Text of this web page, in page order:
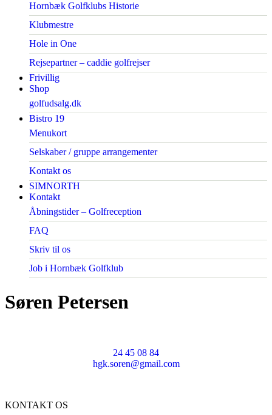
Hornbæk Golfklubs Historie
Klubmestre
Hole in One
Rejsepartner – caddie golfrejser
Frivillig
Shop
golfudsalg.dk
Bistro 19
Menukort
Selskaber / gruppe arrangementer
Kontakt os
SIMNORTH
Kontakt
Åbningstider – Golfreception
FAQ
Skriv til os
Job i Hornbæk Golfklub
Søren Petersen
24 45 08 84
hgk.soren@gmail.com
KONTAKT OS